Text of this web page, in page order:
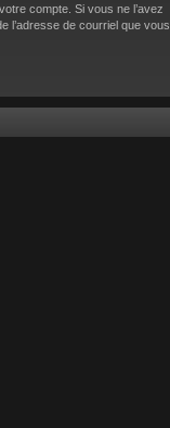
compte. Si vous ne l’avez
l’adresse de courriel que vous